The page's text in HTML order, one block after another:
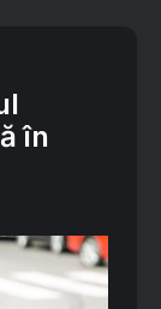
în